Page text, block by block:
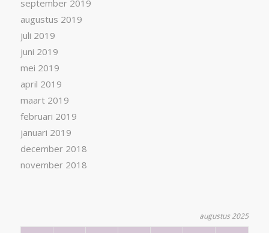
september 2019
augustus 2019
juli 2019
juni 2019
mei 2019
april 2019
maart 2019
februari 2019
januari 2019
december 2018
november 2018
augustus 2025